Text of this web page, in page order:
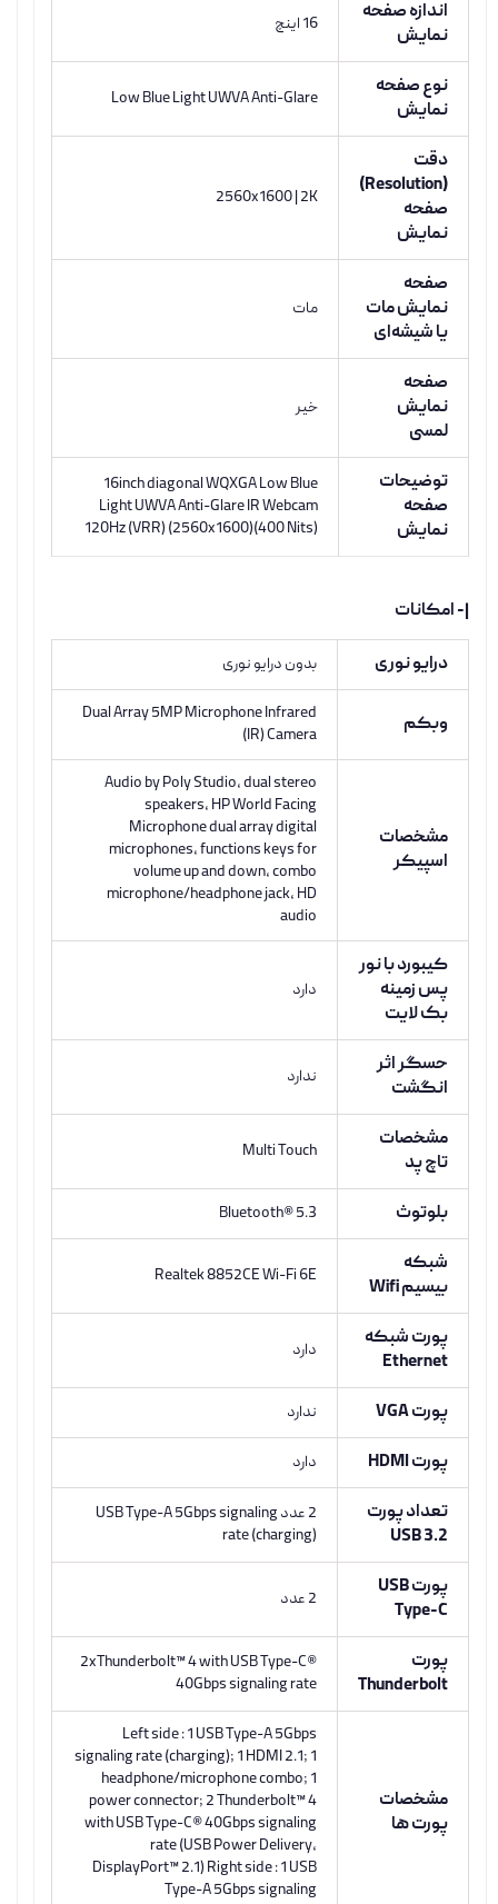
اندازه صفحه
نمایش
16 اینچ
نوع صفحه
نمایش
Low Blue Light UWVA Anti-Glare
دقت
(Resolution)
صفحه
نمایش
2560x1600 | 2K
صفحه
نمایش مات
یا شیشه‌ای
مات
صفحه
نمایش
لمسی
خیر
توضیحات
صفحه
نمایش
16inch diagonal WQXGA Low Blue
Light UWVA Anti-Glare IR Webcam
120Hz (VRR) (2560x1600)(400 Nits)
|- امکانات
درایو نوری بدون درایو نوری
وبکم
Dual Array 5MP Microphone Infrared
(IR) Camera
مشخصات
اسپیکر
Audio by Poly Studio, dual stereo
speakers, HP World Facing
Microphone dual array digital
microphones, functions keys for
volume up and down, combo
microphone/headphone jack, HD
audio
کیبورد با نور
پس زمینه
بک لایت
دارد
حسگر اثر
انگشت
ندارد
مشخصات
تاچ پد
Multi Touch
بلوتوث Bluetooth® 5.3
شبکه
بیسیم Wifi
Realtek 8852CE Wi-Fi 6E
پورت شبکه
Ethernet
دارد
پورت VGA ندارد
پورت HDMI دارد
تعداد پورت
USB 3.2
2 عدد USB Type-A 5Gbps signaling
rate (charging)
پورت USB
Type-C
2 عدد
پورت
Thunderbolt
2xThunderbolt™ 4 with USB Type-C®
40Gbps signaling rate
مشخصات
پورت ها
Left side : 1 USB Type-A 5Gbps
signaling rate (charging); 1 HDMI 2.1; 1
headphone/microphone combo; 1
power connector; 2 Thunderbolt™ 4
with USB Type-C® 40Gbps signaling
rate (USB Power Delivery,
DisplayPort™ 2.1) Right side : 1 USB
Type-A 5Gbps signaling